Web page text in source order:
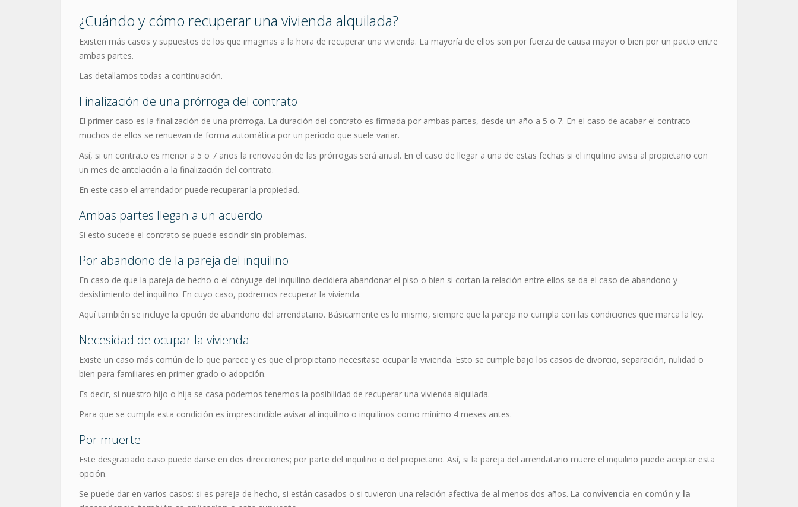
¿Cuándo y cómo recuperar una vivienda alquilada?
Existen más casos y supuestos de los que imaginas a la hora de recuperar una vivienda. La mayoría de ellos son por fuerza de causa mayor o bien por un pacto entre
ambas partes.
Las detallamos todas a continuación.
Finalización de una prórroga del contrato
El primer caso es la finalización de una prórroga. La duración del contrato es firmada por ambas partes, desde un año a 5 o 7. En el caso de acabar el contrato
muchos de ellos se renuevan de forma automática por un periodo que suele variar.
Así, si un contrato es menor a 5 o 7 años la renovación de las prórrogas será anual. En el caso de llegar a una de estas fechas si el inquilino avisa al propietario con
un mes de antelación a la finalización del contrato.
En este caso el arrendador puede recuperar la propiedad.
Ambas partes llegan a un acuerdo
Si esto sucede el contrato se puede escindir sin problemas.
Por abandono de la pareja del inquilino
En caso de que la pareja de hecho o el cónyuge del inquilino decidiera abandonar el piso o bien si cortan la relación entre ellos se da el caso de abandono y
desistimiento del inquilino. En cuyo caso, podremos recuperar la vivienda.
Aquí también se incluye la opción de abandono del arrendatario. Básicamente es lo mismo, siempre que la pareja no cumpla con las condiciones que marca la ley.
Necesidad de ocupar la vivienda
Existe un caso más común de lo que parece y es que el propietario necesitase ocupar la vivienda. Esto se cumple bajo los casos de divorcio, separación, nulidad o
bien para familiares en primer grado o adopción.
Es decir, si nuestro hijo o hija se casa podemos tenemos la posibilidad de recuperar una vivienda alquilada.
Para que se cumpla esta condición es imprescindible avisar al inquilino o inquilinos como mínimo 4 meses antes.
Por muerte
Este desgraciado caso puede darse en dos direcciones; por parte del inquilino o del propietario. Así, si la pareja del arrendatario muere el inquilino puede aceptar esta
opción.
Se puede dar en varios casos: si es pareja de hecho, si están casados o si tuvieron una relación afectiva de al menos dos años. La convivencia en común y la